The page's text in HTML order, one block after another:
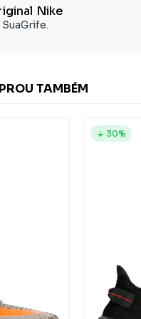
Nike
TAMBÉM
30%